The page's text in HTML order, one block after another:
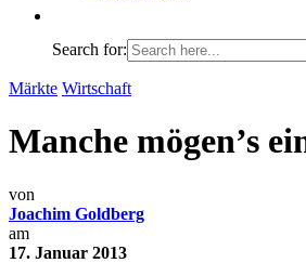
Search for:
Märkte Wirtschaft
Manche mögen’s
von
Joachim Goldberg
am
17. Januar 2013